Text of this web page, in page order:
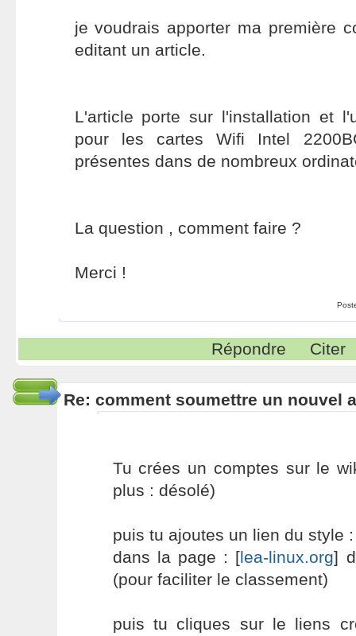
je voudrais apporter ma première
editant un article.
L'article porte sur l'installation et
pour les cartes Wifi Intel
présentes dans de nombreux
La question , comment faire ?
Merci !
Répondre Citer
Re: comment soumettre un nouvel
Tu crées un comptes sur le
plus : désolé)
puis tu ajoutes un lien du style
dans la page : [lea-linux.org]
(pour faciliter le classement)
puis tu cliques sur le liens